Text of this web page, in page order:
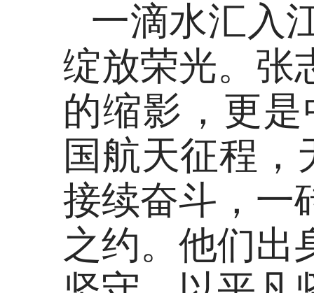
一滴水汇入
绽放荣光。张
的缩影，更
国航天征程，
接续奋斗，一
之约。他们出